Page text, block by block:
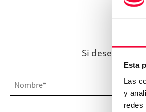
Esta
Las
y
redes
Si desea